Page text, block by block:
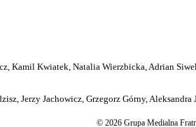
Kamil Kwiatek, Natalia Wierzbicka, Adrian
Jerzy Jachowicz, Grzegorz Górny,
© 2026 Grupa Medialna